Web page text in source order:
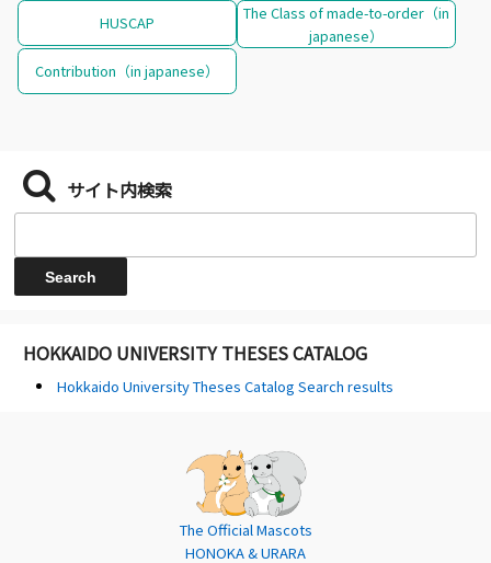
HUSCAP
The Class of made-to-order（in
japanese）
Contribution（in japanese）
サイト内検索
HOKKAIDO UNIVERSITY THESES CATALOG
Hokkaido University Theses Catalog Search results
The Official Mascots
HONOKA & URARA